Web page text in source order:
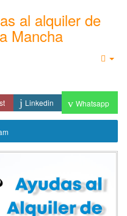
al alquiler de
Mancha
Linkedin Whatsapp